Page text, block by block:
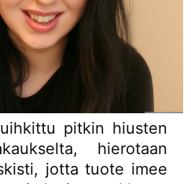
pitkin hiusten
hierotaan
jotta tuote imee